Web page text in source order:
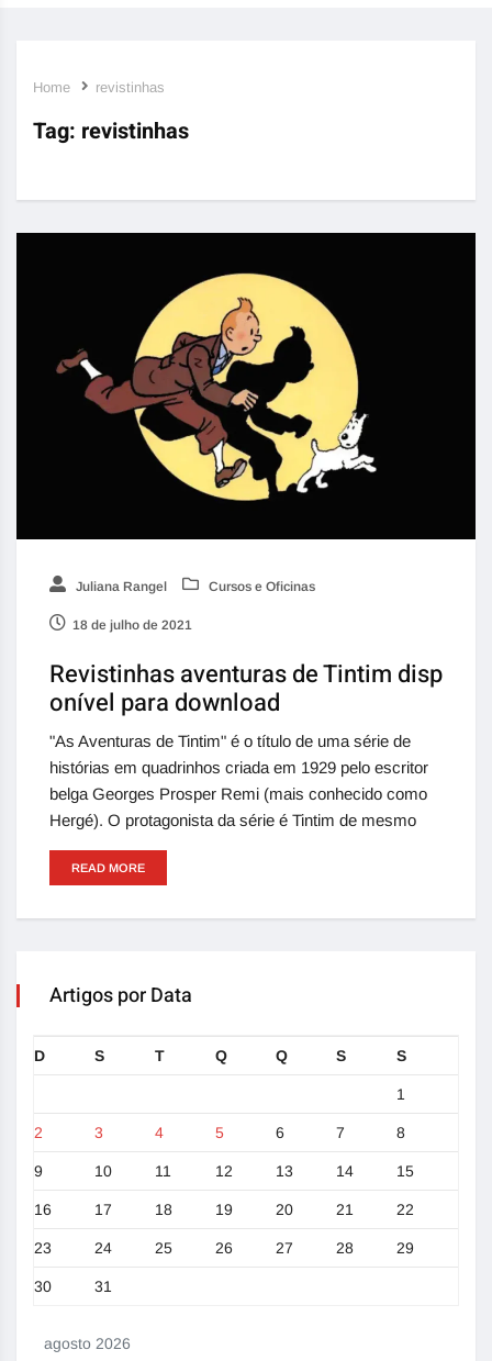
Home revistinhas
Tag: revistinhas
Juliana Rangel Cursos e Oficinas
18 de julho de 2021
Revistinhas aventuras de Tintim disp
onível para download
"As Aventuras de Tintim" é o título de uma série de
histórias em quadrinhos criada em 1929 pelo escritor
belga Georges Prosper Remi (mais conhecido como
Hergé). O protagonista da série é Tintim de mesmo
READ MORE
Artigos por Data
agosto 2026
D S T Q Q S S
1
2 3 4 5 6 7 8
9 10 11 12 13 14 15
16 17 18 19 20 21 22
23 24 25 26 27 28 29
30 31